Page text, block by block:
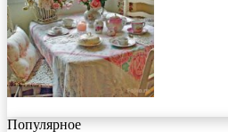
Популярное